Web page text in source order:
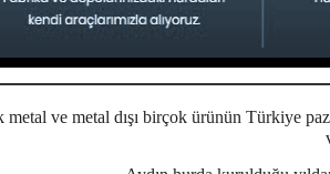
metal ve metal dışı birçok ürünün Türkiye